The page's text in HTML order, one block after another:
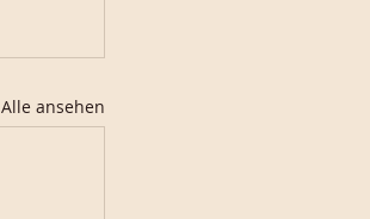
Alle ansehen